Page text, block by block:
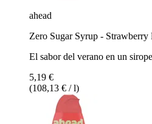
ahead
Zero Sugar Syrup - Strawberry
El sabor del verano en un
5,19 €
(108,13 € / l)